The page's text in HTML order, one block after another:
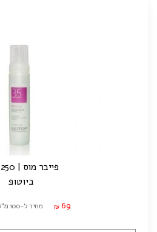
פייבר מוס | 250 מ"ל
ביוטופ
₪ 69 מחיר ל-100 מ"ל: ₪27.60